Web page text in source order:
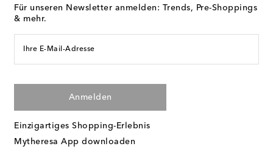
Für unseren Newsletter anmelden: Trends, Pre-Shoppings
& mehr.
Ihre E-Mail-Adresse
Anmelden
Einzigartiges Shopping-Erlebnis
Mytheresa App downloaden